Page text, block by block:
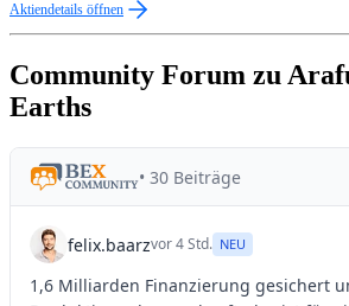
Aktiendetails öffnen
Community Forum zu
Earths